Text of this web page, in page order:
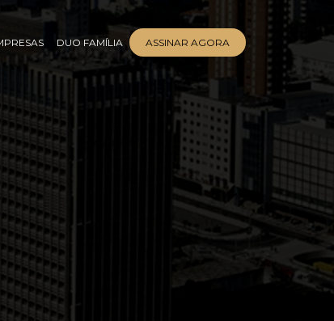
DUO FAMÍLIA ASSINAR AGORA